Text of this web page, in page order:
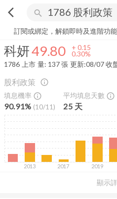
arrow_back_ios search
科妍 49.80+ 0.30%
訂閱或綁定，解鎖即時及進階功能
科妍49.80 + 0.15
0.30%
1786 上市 量: 137張 更新:08/07 收
股利政策
顯示
info_outline
填息機率 info_outline
90.91% (10/11)
平均填息天數 info_outline
25 天
2013 2017 2019